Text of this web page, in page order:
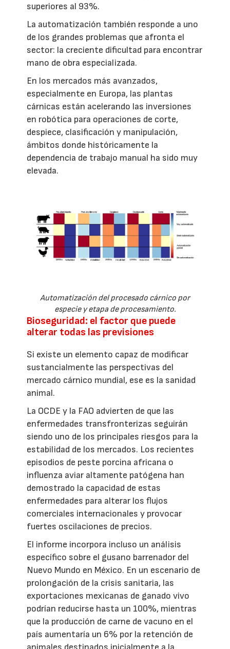
superiores al 93%.
La automatización también responde a uno
de los grandes problemas que afronta el
sector: la creciente dificultad para encontrar
mano de obra especializada.
En los mercados más avanzados,
especialmente en Europa, las plantas
cárnicas están acelerando las inversiones
en robótica para operaciones de corte,
despiece, clasificación y manipulación,
ámbitos donde históricamente la
dependencia de trabajo manual ha sido muy
elevada.
Automatización del procesado cárnico por
especie y etapa de procesamiento.
Bioseguridad: el factor que puede
alterar todas las previsiones
Si existe un elemento capaz de modificar
sustancialmente las perspectivas del
mercado cárnico mundial, ese es la sanidad
animal.
La OCDE y la FAO advierten de que las
enfermedades transfronterizas seguirán
siendo uno de los principales riesgos para la
estabilidad de los mercados. Los recientes
episodios de peste porcina africana o
influenza aviar altamente patógena han
demostrado la capacidad de estas
enfermedades para alterar los flujos
comerciales internacionales y provocar
fuertes oscilaciones de precios.
El informe incorpora incluso un análisis
específico sobre el gusano barrenador del
Nuevo Mundo en México. En un escenario de
prolongación de la crisis sanitaria, las
exportaciones mexicanas de ganado vivo
podrían reducirse hasta un 100%, mientras
que la producción de carne de vacuno en el
país aumentaría un 6% por la retención de